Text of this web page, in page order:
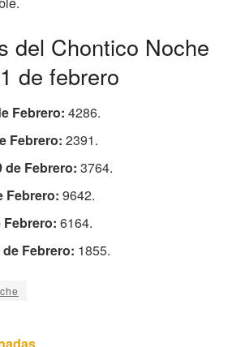
del Chontico Noche
de febrero
Febrero: 4286.
Febrero: 2391.
de Febrero: 3764.
Febrero: 9642.
Febrero: 6164.
Febrero: 1855.